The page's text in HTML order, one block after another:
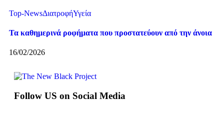
Top-NewsΔιατροφήΥγεία
Τα καθημερινά ροφήματα που προστατεύουν από την άνοια
16/02/2026
Follow US on Social Media